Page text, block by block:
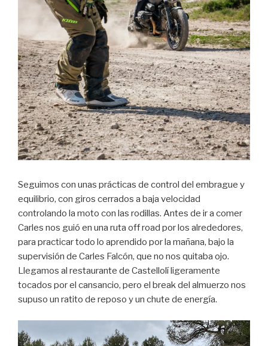
Seguimos con unas prácticas de control del embrague y
equilibrio, con giros cerrados a baja velocidad
controlando la moto con las rodillas. Antes de ir a comer
Carles nos guió en una ruta off road por los alrededores,
para practicar todo lo aprendido por la mañana, bajo la
supervisión de Carles Falcón, que no nos quitaba ojo.
Llegamos al restaurante de Castellolí ligeramente
tocados por el cansancio, pero el break del almuerzo nos
supuso un ratito de reposo y un chute de energía.